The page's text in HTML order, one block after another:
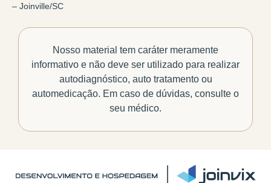
– Joinville/SC
Nosso material tem caráter meramente
informativo e não deve ser utilizado para realizar
autodiagnóstico, auto tratamento ou
automedicação. Em caso de dúvidas, consulte o
seu médico.